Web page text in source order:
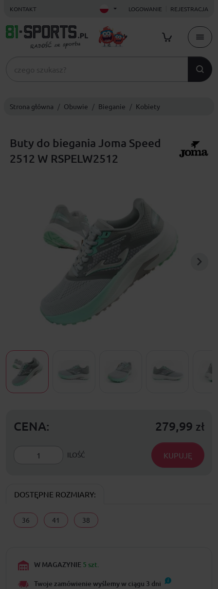
KONTAKT LOGOWANIE REJESTRACJA
Strona główna Obuwie Bieganie Kobiety
Buty do biegania Joma Speed
2512 W RSPELW2512
CENA: 279,99 zł
ILOŚĆ KUPUJĘ
DOSTĘPNE ROZMIARY:
36 41 38
W MAGAZYNIE 5 szt.
Twoje zamówienie wyślemy w ciągu 3 dni